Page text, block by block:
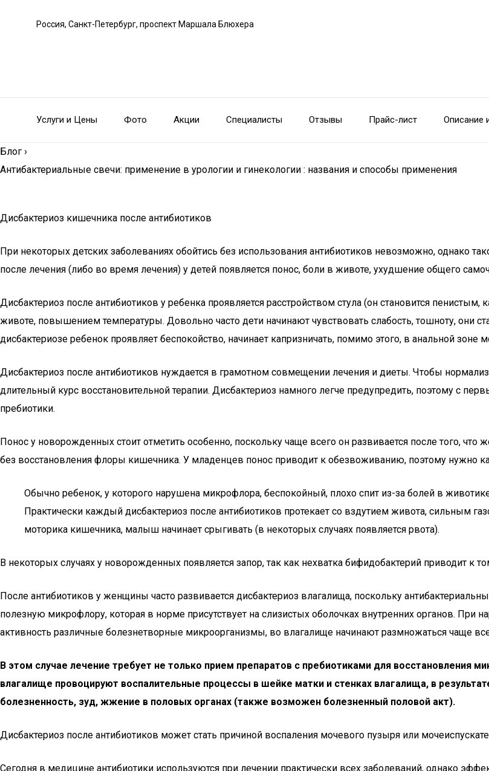
Россия, Санкт-Петербург, проспект Маршала Блюхера
Услуги и Цены Фото Акции Специалисты Отзывы Прайс-лист Описание
Блог ›
Антибактериальные свечи: применение в урологии и гинекологии : названия и способы применения
Дисбактериоз кишечника после антибиотиков
При некоторых детских заболеваниях обойтись без использования антибиотиков невозможно, однако
после лечения (либо во время лечения) у детей появляется понос, боли в животе, ухудшение общего
Дисбактериоз после антибиотиков у ребенка проявляется расстройством стула (он становится
животе, повышением температуры. Довольно часто дети начинают чувствовать слабость, тошноту, они
дисбактериозе ребенок проявляет беспокойство, начинает капризничать, помимо этого, в анальной
Дисбактериоз после антибиотиков нуждается в грамотном совмещении лечения и диеты. Чтобы
длительный курс восстановительной терапии. Дисбактериоз намного легче предупредить, поэтому с
пребиотики.
Понос у новорожденных стоит отметить особенно, поскольку чаще всего он развивается после того,
без восстановления флоры кишечника. У младенцев понос приводит к обезвоживанию, поэтому нужно
Обычно ребенок, у которого нарушена микрофлора, беспокойный, плохо спит из-за болей в
Практически каждый дисбактериоз после антибиотиков протекает со вздутием живота, сильным
моторика кишечника, малыш начинает срыгивать (в некоторых случаях появляется рвота).
В некоторых случаях у новорожденных появляется запор, так как нехватка бифидобактерий приводит к
После антибиотиков у женщины часто развивается дисбактериоз влагалища, поскольку
полезную микрофлору, которая в норме присутствует на слизистых оболочках внутренних органов.
активность различные болезнетворные микроорганизмы, во влагалище начинают размножаться чаще
В этом случае лечение требует не только прием препаратов с пребиотиками для восстановления
влагалище провоцируют воспалительные процессы в шейке матки и стенках влагалища, в
болезненность, зуд, жжение в половых органах (также возможен болезненный половой акт).
Дисбактериоз после антибиотиков может стать причиной воспаления мочевого пузыря или
Сегодня в медицине антибиотики используются при лечении практически всех заболеваний, однако